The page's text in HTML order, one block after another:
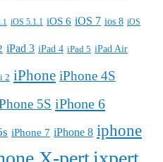
iOS 5.1.1 iOS 6 iOS 7 ios 8 iOS
iPad 3 iPad 4 iPad 5 iPad Air
2 iPhone iPhone 4S
5S iPhone 6
iPhone 7 iPhone 8 iphone